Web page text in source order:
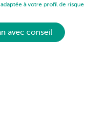
à votre profil de risque
avec conseil